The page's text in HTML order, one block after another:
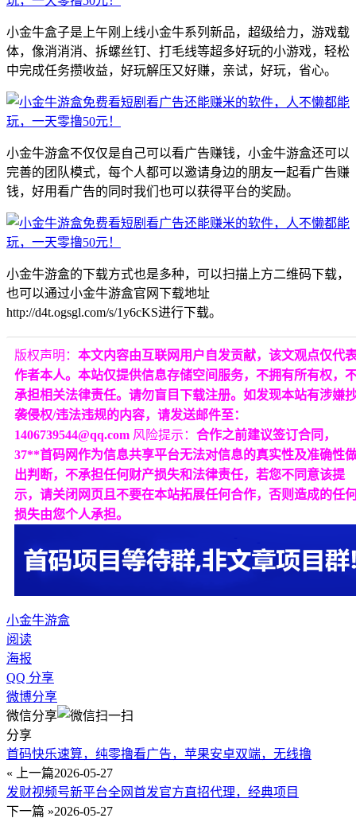
小金牛盒子是上午刚上线小金牛系列新品，超级给力，游戏载
体，像消消消、拆螺丝钉、打毛线等超多好玩的小游戏，轻松
中完成任务攒收益，好玩解压又好赚，亲试，好玩，省心。
小金牛游盒不仅仅是自己可以看广告赚钱，小金牛游盒还可以
完善的团队模式，每个人都可以邀请身边的朋友一起看广告赚
钱，好用看广告的同时我们也可以获得平台的奖励。
小金牛游盒的下载方式也是多种，可以扫描上方二维码下载，
也可以通过小金牛游盒官网下载地址
http://d4t.ogsgl.com/s/1y6cKS进行下载。
版权声明： 本文内容由互联网用户自发贡献，该文观点仅代
作者本人。本站仅提供信息存储空间服务，不拥有所有权，
承担相关法律责任。请勿盲目下载注册。如发现本站有涉嫌
袭侵权/违法违规的内容，请发送邮件至：
1406739544@qq.com 风险提示： 合作之前建议签订合同，
37**首码网作为信息共享平台无法对信息的真实性及准确性
出判断，不承担任何财产损失和法律责任，若您不同意该提
示，请关闭网页且不要在本站拓展任何合作，否则造成的任
损失由您个人承担。
小金牛游盒
阅读
海报
QQ 分享
微博分享
微信分享
分享
首码快乐速算，纯零撸看广告，苹果安卓双端，无线撸
« 上一篇2026-05-27
发财视频号新平台全网首发官方直招代理，经典项目
下一篇 »2026-05-27